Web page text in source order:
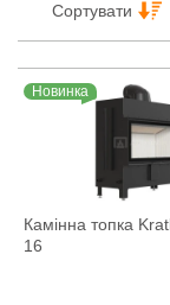
Сортувати
Новинка
Камінна топка
16